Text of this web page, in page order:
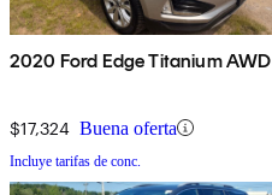
2020 Ford Edge Titanium AWD
$17,324 Buena oferta
Incluye tarifas de conc.